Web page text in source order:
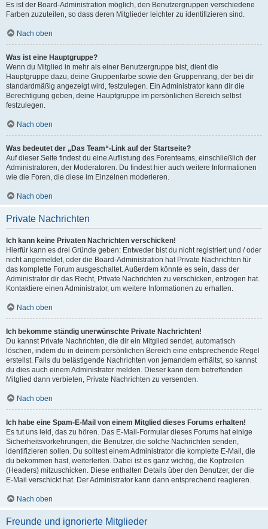
Es ist der Board-Administration möglich, den Benutzergruppen verschiedene
Farben zuzuteilen, so dass deren Mitglieder leichter zu identifizieren sind.
Nach oben
Was ist eine Hauptgruppe?
Wenn du Mitglied in mehr als einer Benutzergruppe bist, dient die
Hauptgruppe dazu, deine Gruppenfarbe sowie den Gruppenrang, der bei dir
standardmäßig angezeigt wird, festzulegen. Ein Administrator kann dir die
Berechtigung geben, deine Hauptgruppe im persönlichen Bereich selbst
festzulegen.
Nach oben
Was bedeutet der „Das Team“-Link auf der Startseite?
Auf dieser Seite findest du eine Auflistung des Forenteams, einschließlich der
Administratoren, der Moderatoren. Du findest hier auch weitere Informationen
wie die Foren, die diese im Einzelnen moderieren.
Nach oben
Private Nachrichten
Ich kann keine Privaten Nachrichten verschicken!
Hierfür kann es drei Gründe geben: Entweder bist du nicht registriert und / oder
nicht angemeldet, oder die Board-Administration hat Private Nachrichten für
das komplette Forum ausgeschaltet. Außerdem könnte es sein, dass der
Administrator dir das Recht, Private Nachrichten zu verschicken, entzogen hat.
Kontaktiere einen Administrator, um weitere Informationen zu erhalten.
Nach oben
Ich bekomme ständig unerwünschte Private Nachrichten!
Du kannst Private Nachrichten, die dir ein Mitglied sendet, automatisch
löschen, indem du in deinem persönlichen Bereich eine entsprechende Regel
erstellst. Falls du belästigende Nachrichten von jemandem erhältst, so kannst
du dies auch einem Administrator melden. Dieser kann dem betreffenden
Mitglied dann verbieten, Private Nachrichten zu versenden.
Nach oben
Ich habe eine Spam-E-Mail von einem Mitglied dieses Forums erhalten!
Es tut uns leid, das zu hören. Das E-Mail-Formular dieses Forums hat einige
Sicherheitsvorkehrungen, die Benutzer, die solche Nachrichten senden,
identifizieren sollen. Du solltest einem Administrator die komplette E-Mail, die
du bekommen hast, weiterleiten. Dabei ist es ganz wichtig, die Kopfzeilen
(Headers) mitzuschicken. Diese enthalten Details über den Benutzer, der die
E-Mail verschickt hat. Der Administrator kann dann entsprechend reagieren.
Nach oben
Freunde und ignorierte Mitglieder